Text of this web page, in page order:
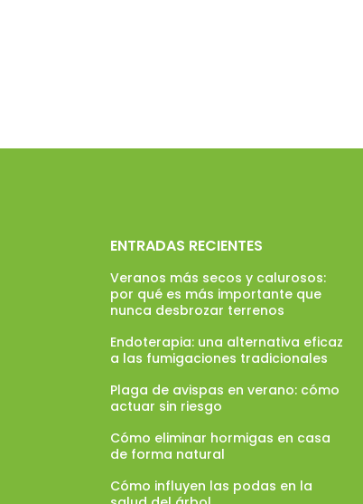
ENTRADAS RECIENTES
Veranos más secos y calurosos:
por qué es más importante que
nunca desbrozar terrenos
Endoterapia: una alternativa eficaz
a las fumigaciones tradicionales
Plaga de avispas en verano: cómo
actuar sin riesgo
Cómo eliminar hormigas en casa
de forma natural
Cómo influyen las podas en la